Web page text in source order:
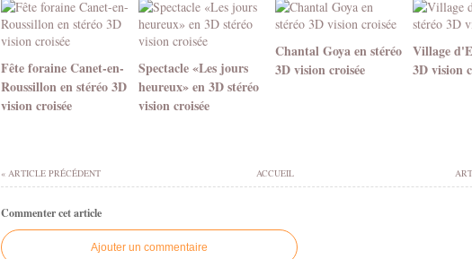
Fête foraine Canet-en-
Roussillon en stéréo 3D
vision croisée
Spectacle «Les jours
heureux» en 3D stéréo
vision croisée
Chantal Goya en stéréo
3D vision croisée
Village
3D vision
ACCUEIL
« ARTICLE PRÉCÉDENT
Commenter cet article
Ajouter un commentaire